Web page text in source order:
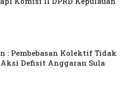
: Pembebasan Kolektif Tidak
Defisit Anggaran Sula